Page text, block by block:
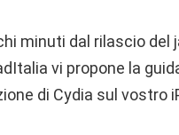
minuti dal rilascio del
vi propone la
di Cydia sul